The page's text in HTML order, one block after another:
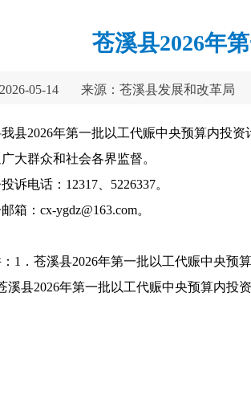
苍溪县2026年
05-14 来源：苍溪县发展和改革局
县2026年第一批以工代赈中央预算内投资
大群众和社会各界监督。
诉电话：12317、5226337。
箱：cx-ygdz@163.com。
：1．苍溪县2026年第一批以工代赈中央预
溪县2026年第一批以工代赈中央预算内投